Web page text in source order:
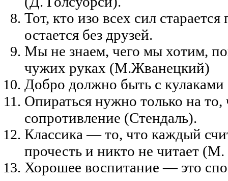
Тот, кто изо всех сил
остается без друзей.
Мы не знаем, чего мы хотим,
чужих руках (М.Жванецкий)
Добро должно быть с
Опираться нужно только на то,
сопротивление (Стендаль).
Классика — то, что каждый
прочесть и никто не читает
Хорошее воспитание — это